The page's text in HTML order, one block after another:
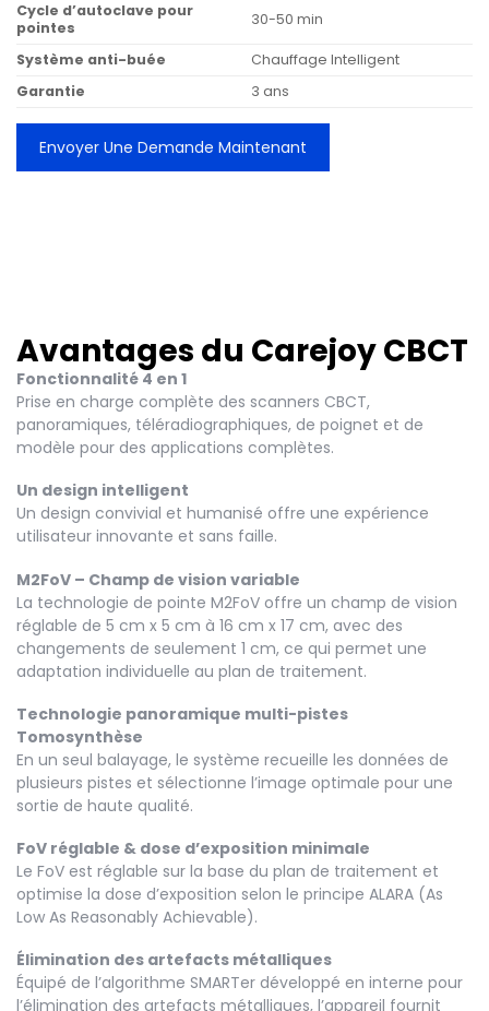
Cycle d’autoclave pour
pointes
30-50 min
Système anti-buée
Chauffage Intelligent
Garantie
3 ans
Envoyer Une Demande Maintenant
Avantages du Carejoy CBCT
Fonctionnalité 4 en 1
Prise en charge complète des scanners CBCT,
panoramiques, téléradiographiques, de poignet et de
modèle pour des applications complètes.
Un design intelligent
Un design convivial et humanisé offre une expérience
utilisateur innovante et sans faille.
M2FoV – Champ de vision variable
La technologie de pointe M2FoV offre un champ de vision
réglable de 5 cm x 5 cm à 16 cm x 17 cm, avec des
changements de seulement 1 cm, ce qui permet une
adaptation individuelle au plan de traitement.
Technologie panoramique multi-pistes
Tomosynthèse
En un seul balayage, le système recueille les données de
plusieurs pistes et sélectionne l’image optimale pour une
sortie de haute qualité.
FoV réglable & dose d’exposition minimale
Le FoV est réglable sur la base du plan de traitement et
optimise la dose d’exposition selon le principe ALARA (As
Low As Reasonably Achievable).
Élimination des artefacts métalliques
Équipé de l’algorithme SMARTer développé en interne pour
l’élimination des artefacts métalliques, l’appareil fournit